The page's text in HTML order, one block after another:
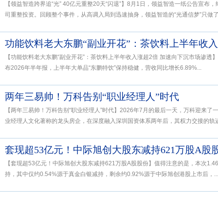
【领益智造跨界追“光” 40亿元重整20天“闪退”】8月1日，领益智造一纸公告宣布
司重整投资。回顾整个事件，从高调入局到迅速抽身，领益智造的“光通信梦”只做
【功能饮料老大东鹏“副业开花”：茶饮料上半年收入涨超2倍 加速向下沉市场渗
布2026年半年报，上半年大单品“东鹏特饮”保持稳健，营收同比增长6.89%...
两年三易帅！万科告别“职业经理人”时代
【两年三易帅！万科告别“职业经理人”时代】2026年7月的最后一天，万科迎来
业经理人文化著称的龙头房企，在深度融入深圳国资体系两年后，其权力交接的轨
套现超53亿元！中际旭创大股东减持621万股A股
【套现超53亿元！中际旭创大股东减持621万股A股股份】值得注意的是，本次
持，其中仅约0.54%源于真金白银减持，剩余约0.92%源于中际旭创港股上市后，...